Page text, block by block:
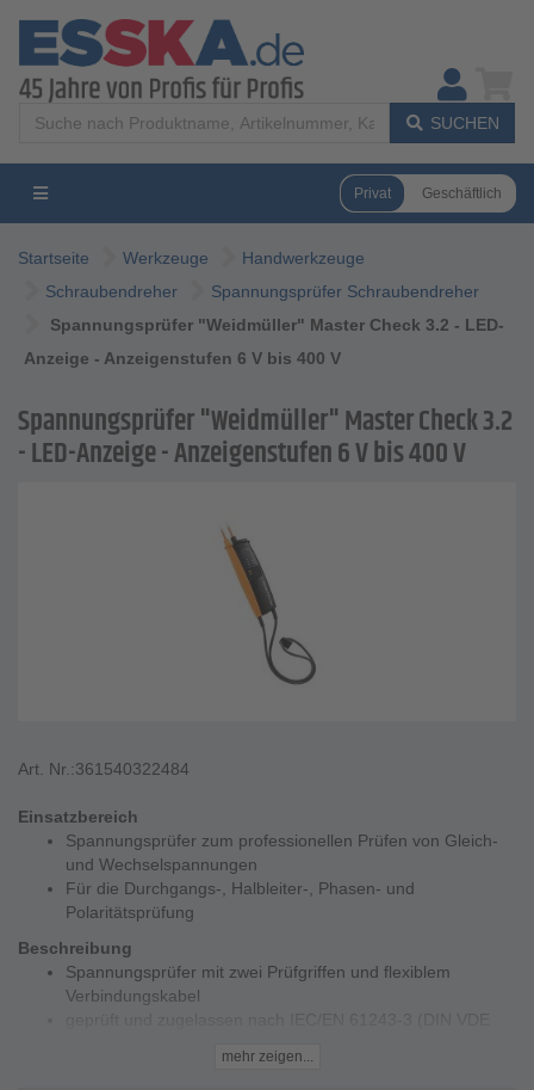
SUCHEN
Privat Geschäftlich
Startseite Werkzeuge
Handwerkzeuge
Schraubendreher
Spannungsprüfer Schraubendreher
Spannungsprüfer "Weidmüller" Master Check 3.2 - LED-
Anzeige - Anzeigenstufen 6 V bis 400 V
Spannungsprüfer "Weidmüller" Master Check 3.2
- LED-Anzeige - Anzeigenstufen 6 V bis 400 V
Art. Nr.:361540322484
Einsatzbereich
Spannungsprüfer zum professionellen Prüfen von Gleich-
und Wechselspannungen
Für die Durchgangs-, Halbleiter-, Phasen- und
Polaritätsprüfung
Beschreibung
Spannungsprüfer mit zwei Prüfgriffen und flexiblem
Verbindungskabel
Lieferung inkl. 2 Batterien AAA
mehr zeigen...